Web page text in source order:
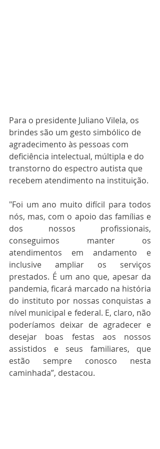
Para o presidente Juliano Vilela, os
brindes são um gesto simbólico de
agradecimento às pessoas com
deficiência intelectual, múltipla e do
transtorno do espectro autista que
recebem atendimento na instituição.
"Foi um ano muito difícil para todos
nós, mas, com o apoio das famílias e
dos nossos profissionais,
conseguimos manter os
atendimentos em andamento e
inclusive ampliar os serviços
prestados. É um ano que, apesar da
pandemia, ficará marcado na história
do instituto por nossas conquistas a
nível municipal e federal. E, claro, não
poderíamos deixar de agradecer e
desejar boas festas aos nossos
assistidos e seus familiares, que
estão sempre conosco nesta
caminhada”, destacou.